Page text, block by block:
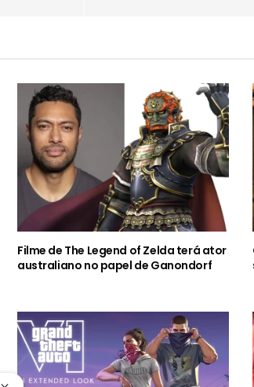
Filme de The Legend of Zelda terá ator
australiano no papel de Ganondorf